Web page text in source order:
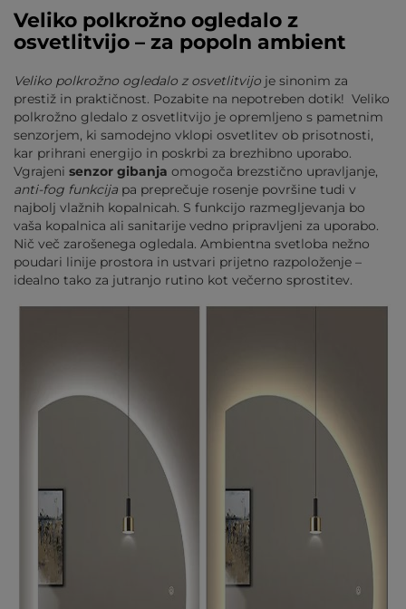
Veliko polkrožno ogledalo z
osvetlitvijo – za popoln ambient
Veliko polkrožno ogledalo z osvetlitvijo je sinonim za
prestiž in praktičnost. Pozabite na nepotreben dotik! Veliko
polkrožno gledalo z osvetlitvijo je opremljeno s pametnim
senzorjem, ki samodejno vklopi osvetlitev ob prisotnosti,
kar prihrani energijo in poskrbi za brezhibno uporabo.
Vgrajeni senzor gibanja omogoča brezstično upravljanje,
anti-fog funkcija pa preprečuje rosenje površine tudi v
najbolj vlažnih kopalnicah. S funkcijo razmegljevanja bo
vaša kopalnica ali sanitarije vedno pripravljeni za uporabo.
Nič več zarošenega ogledala. Ambientna svetloba nežno
poudari linije prostora in ustvari prijetno razpoloženje –
idealno tako za jutranjo rutino kot večerno sprostitev.